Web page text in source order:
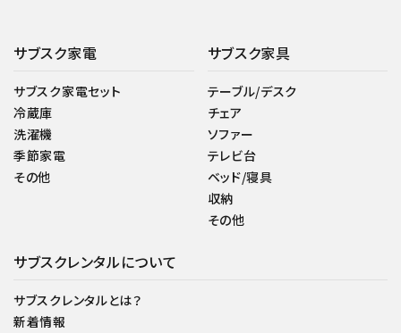
サブスク家電
サブスク家電セット
冷蔵庫
洗濯機
季節家電
その他
サブスク家具
テーブル/デスク
チェア
ソファー
テレビ台
ベッド/寝具
収納
その他
サブスクレンタルについて
サブスクレンタルとは？
新着情報